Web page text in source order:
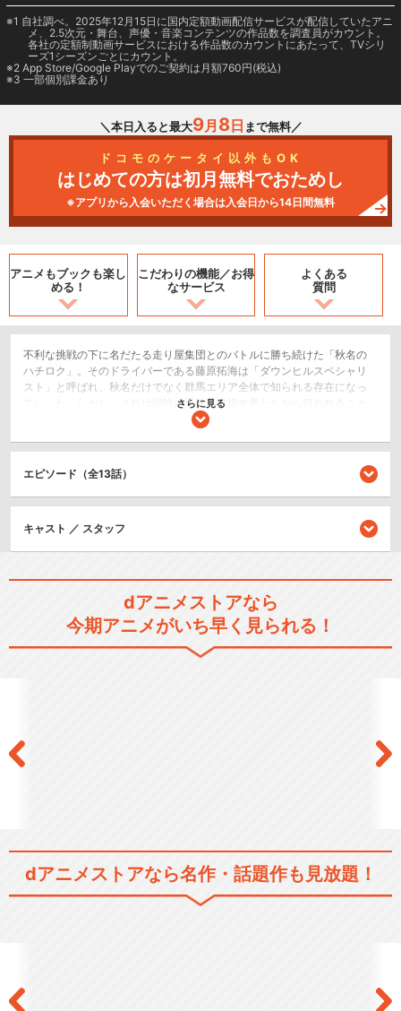
1 自社調べ。2025年12月15日に国内定額動画配信サービスが配信していたアニ
メ、2.5次元・舞台、声優・音楽コンテンツの作品数を調査員がカウント。
各社の定額制動画サービスにおける作品数のカウントにあたって、TVシリ
ーズ1シーズンごとにカウント。
2 App Store/Google Playでのご契約は月額760円(税込)
3 一部個別課金あり
＼本日入ると最大9月 8日 まで無料／
ドコモのケータイ以外もOK
はじめての方は初月無料でおためし
※アプリから入会いただく場合は入会日から14日間無料
アニメもブックも楽し
める！
こだわりの機能／お得
なサービス
よくある
質問
不利な挑戦の下に名だたる走り屋集団とのバトルに勝ち続けた「秋名の
ハチロク」。そのドライバーである藤原拓海は「ダウンヒルスペシャリ
スト」と呼ばれ、秋名だけでなく群馬エリア全体で知られる存在になっ
ていった。しかし、それは同時に最速を目指す男たちから狙われること
に繋がった。群馬エリア制圧を狙うランエボ使いの走り屋集団「エンペ
れの車だ」と斬って捨てる。これには拓海も怒りを露わにするが、彼自
身も物足りなさを感じていた。バトルを通してテクニックに磨きが掛か
るにつれ、ハチロクの絶対的パワー不足を意識せざるを得なかったの
だ。次第に走り屋としての能力に目覚めていく拓海は、ハチロクの限界
シリーズ／関連のアニメ作品
頭文字[イニシャル]D First St
頭文字[イニシャル]D Extra S
tage…
頭文字[イニシャル]D Battle S
さらに見る
エピソード（全13話）
キャスト ／ スタッフ
dアニメストアなら
今期アニメがいち早く見られる！
dアニメストアなら名作・話題作も見放題！